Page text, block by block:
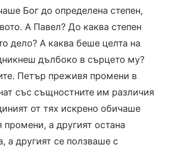
Бог до определена степен,
А Павел? До каква степен
дело? А каква беше целта на
дълбоко в сърцето му?
Петър преживя промени в
със същностните им различия
от тях искрено обичаше
а другият остана
а другият се ползваше с